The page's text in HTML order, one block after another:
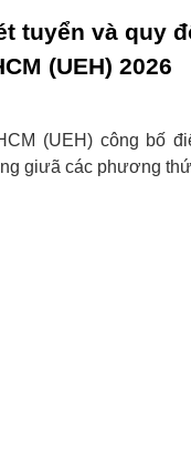
tuyển và quy
(UEH) 2026
(UEH) công bố
giưã các phương